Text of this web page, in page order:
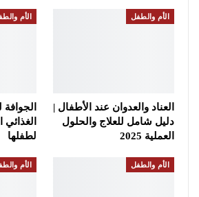
الأم والطفل
العناد والعدوان عند الأطفال |
دليل شامل للعلاج والحلول
العملية 2025
الأم
الجوافة
لطفلها
الأم والطفل الأم